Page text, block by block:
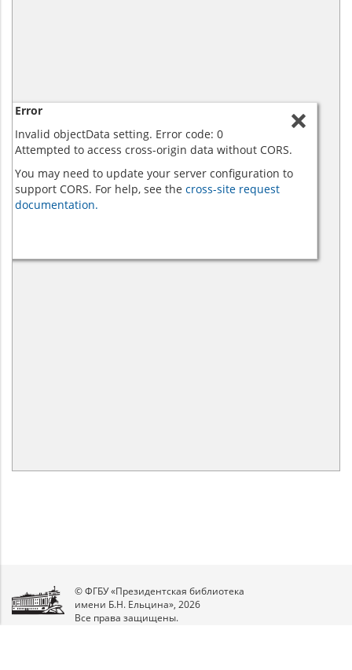
Error
Invalid objectData setting. Error code: 0
Attempted to access cross-origin data without CORS.
You may need to update your server configuration to
support CORS. For help, see the cross-site request
documentation.
© ФГБУ «Президентская библиотека
имени Б.Н. Ельцина», 2026
Все права защищены.